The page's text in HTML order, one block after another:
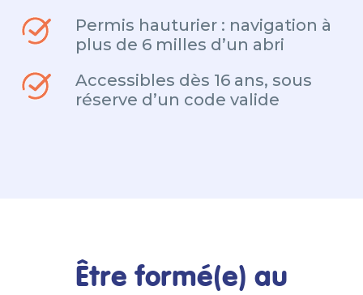
Permis hauturier : navigation à
plus de 6 milles d’un abri
Accessibles dès 16 ans, sous
réserve d’un code valide
Être formé(e) au